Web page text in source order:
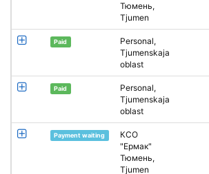
Тюмень,
Tjumen
Paid
Personal,
Tjumenskaja
oblast
Paid
Personal,
Tjumenskaja
oblast
Payment waiting
КСО
"Ермак"
Тюмень,
Tjumen